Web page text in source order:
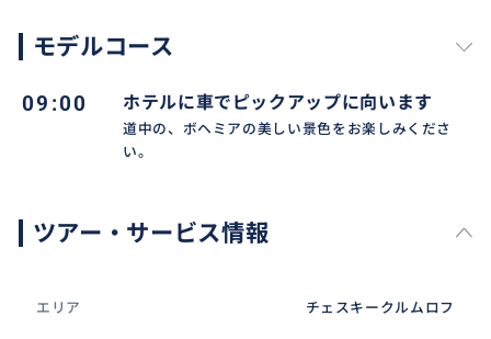
モデルコース
09:00 ホテルに車でピックアップに向います
道中の、ボヘミアの美しい景色をお楽しみくださ
い。
ツアー・サービス情報
エリア チェスキークルムロフ